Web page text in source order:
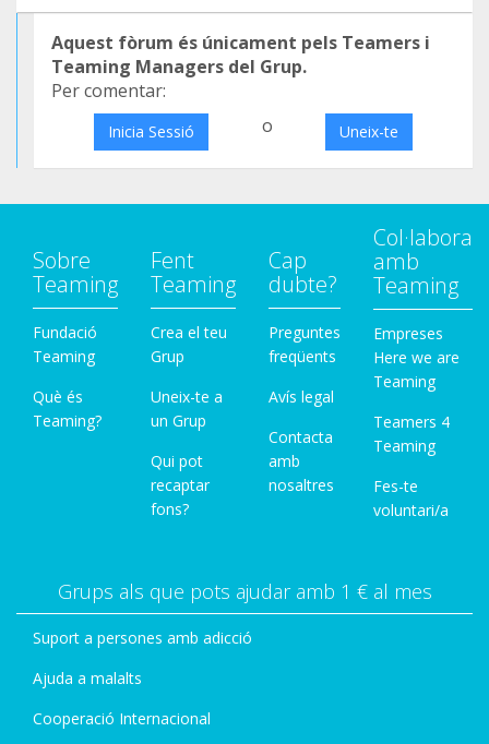
Aquest fòrum és únicament pels Teamers i
Teaming Managers del Grup.
Per comentar:
Inicia Sessió o Uneix-te
Sobre
Teaming
Fundació
Teaming
Què és
Teaming?
Fent
Teaming
Crea el teu
Grup
Uneix-te a
un Grup
Qui pot
recaptar
fons?
Cap
dubte?
Preguntes
freqüents
Avís legal
Contacta
amb
nosaltres
Col·labora
amb
Teaming
Empreses
Here we are
Teaming
Teamers 4
Teaming
Fes-te
voluntari/a
Grups als que pots ajudar amb 1 € al mes
Suport a persones amb adicció
Ajuda a malalts
Cooperació Internacional